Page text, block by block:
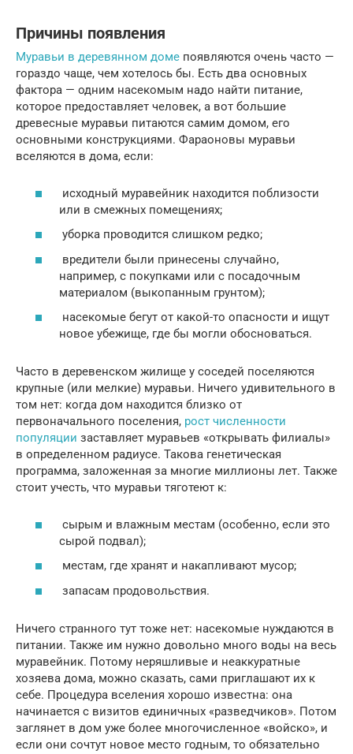
Причины появления
Муравьи в деревянном доме появляются очень часто —
гораздо чаще, чем хотелось бы. Есть два основных
фактора — одним насекомым надо найти питание,
которое предоставляет человек, а вот большие
древесные муравьи питаются самим домом, его
основными конструкциями. Фараоновы муравьи
вселяются в дома, если:
исходный муравейник находится поблизости
или в смежных помещениях;
уборка проводится слишком редко;
вредители были принесены случайно,
например, с покупками или с посадочным
материалом (выкопанным грунтом);
насекомые бегут от какой-то опасности и ищут
новое убежище, где бы могли обосноваться.
Часто в деревенском жилище у соседей поселяются
крупные (или мелкие) муравьи. Ничего удивительного в
том нет: когда дом находится близко от
первоначального поселения, рост численности
популяции заставляет муравьев «открывать филиалы»
в определенном радиусе. Такова генетическая
программа, заложенная за многие миллионы лет. Также
стоит учесть, что муравьи тяготеют к:
сырым и влажным местам (особенно, если это
сырой подвал);
местам, где хранят и накапливают мусор;
запасам продовольствия.
Ничего странного тут тоже нет: насекомые нуждаются в
питании. Также им нужно довольно много воды на весь
муравейник. Потому неряшливые и неаккуратные
хозяева дома, можно сказать, сами приглашают их к
себе. Процедура вселения хорошо известна: она
начинается с визитов единичных «разведчиков». Потом
заглянет в дом уже более многочисленное «войско», и
если они сочтут новое место годным, то обязательно